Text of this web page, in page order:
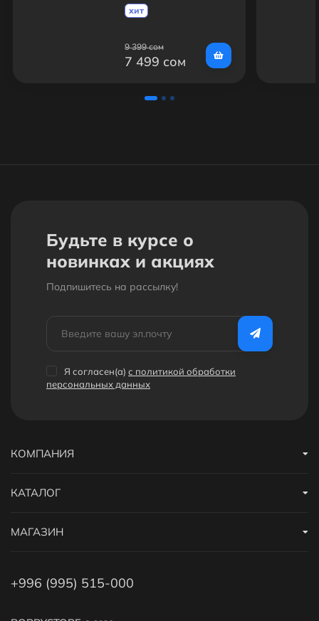
хит
9 399 сом
7 499 сом
Будьте в курсе о
новинках и акциях
Подпишитесь на рассылкy!
Я согласен(a) с политикой обработки
персональных данных
КОМПАНИЯ
КАТАЛОГ
МАГАЗИН
+996 (995) 515-000